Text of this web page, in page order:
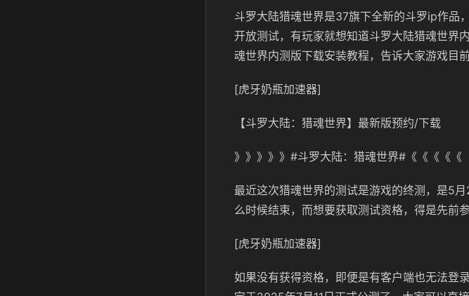
斗罗大陆猎魂世界是37旗下全新的斗罗ip作品
开放测试，有玩家就想知道斗罗大陆猎魂世界
魂世界内测版下载安装教程，告诉大家游戏目
[虎牙奶瓶加速器]
【斗罗大陆：猎魂世界】最新版预约/下载
》》》》》#斗罗大陆：猎魂世界#《《《《《
最近这次猎魂世界的测试是游戏的终测，是5
么时候结束，而想要获取测试资格，得是先前
[虎牙奶瓶加速器]
如果没有获得资格，即便是有客户端也无法登